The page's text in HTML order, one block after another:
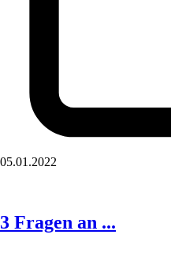
05.01.2022
3 Fragen an ...